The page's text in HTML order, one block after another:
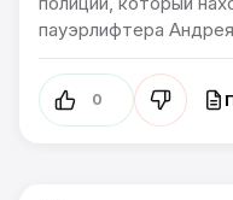
пауэрлифтера
0